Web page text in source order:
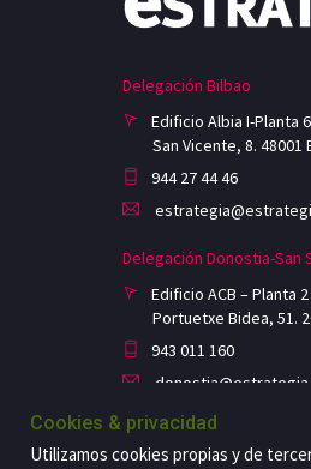
Delegación Bilbao
Edificio Albia I-Planta 6
San Vicente, 8. 48001
944 27 44 46
Delegación Donostia-San
Edificio ACB – Planta
Portuetxe Bidea, 51.
943 011 160
Cookies & privacidad
Utilizamos cookies propias y de